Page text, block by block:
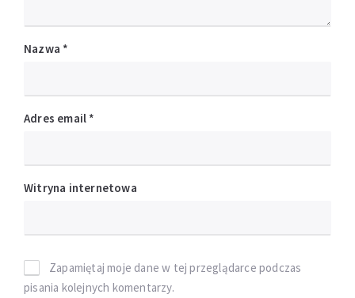
Nazwa *
Adres email *
Witryna internetowa
Zapamiętaj moje dane w tej przeglądarce podczas
pisania kolejnych komentarzy.